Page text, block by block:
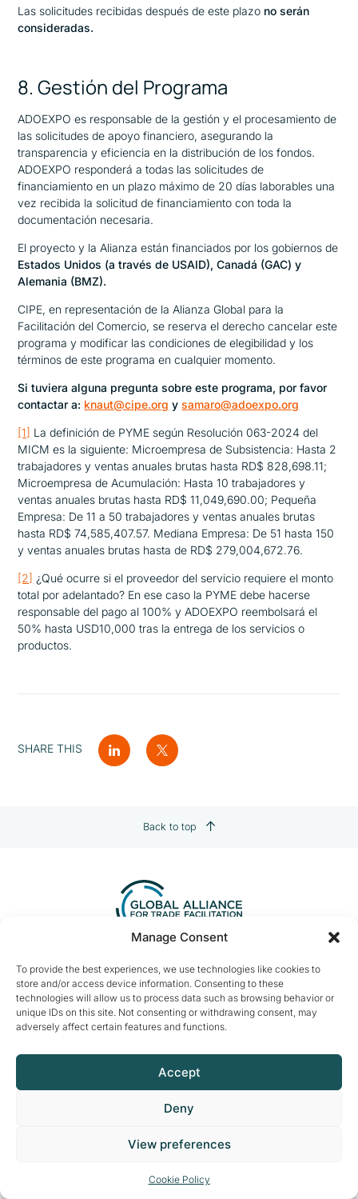
Manage Consent
To provide the best experiences, we use technologies like cookies to
store and/or access device information. Consenting to these
technologies will allow us to process data such as browsing behavior or
unique IDs on this site. Not consenting or withdrawing consent, may
adversely affect certain features and functions.
Accept
Deny
View preferences
Cookie Policy
Las solicitudes recibidas después de este plazo no serán
consideradas.
8. Gestión del Programa
ADOEXPO es responsable de la gestión y el procesamiento de
las solicitudes de apoyo financiero, asegurando la
transparencia y eficiencia en la distribución de los fondos.
ADOEXPO responderá a todas las solicitudes de
financiamiento en un plazo máximo de 20 días laborables una
vez recibida la solicitud de financiamiento con toda la
documentación necesaria.
El proyecto y la Alianza están financiados por los gobiernos de
Estados Unidos (a través de USAID), Canadá (GAC) y
Alemania (BMZ).
CIPE, en representación de la Alianza Global para la
Facilitación del Comercio, se reserva el derecho cancelar este
programa y modificar las condiciones de elegibilidad y los
términos de este programa en cualquier momento.
Si tuviera alguna pregunta sobre este programa, por favor
contactar a: knaut@cipe.org ysamaro@adoexpo.org
[1] La definición de PYME según Resolución 063-2024 del
MICM es la siguiente: Microempresa de Subsistencia: Hasta 2
trabajadores y ventas anuales brutas hasta RD$ 828,698.11;
Microempresa de Acumulación: Hasta 10 trabajadores y
ventas anuales brutas hasta RD$ 11,049,690.00; Pequeña
Empresa: De 11 a 50 trabajadores y ventas anuales brutas
hasta RD$ 74,585,407.57. Mediana Empresa: De 51 hasta 150
y ventas anuales brutas hasta de RD$ 279,004,672.76.
[2] ¿Qué ocurre si el proveedor del servicio requiere el monto
total por adelantado? En ese caso la PYME debe hacerse
responsable del pago al 100% y ADOEXPO reembolsará el
50% hasta USD10,000 tras la entrega de los servicios o
productos.
SHARE THIS
Back to top
Global Alliance for Trade Facilitation
c/o International Chamber of Commerce
33-43 Avenue du Président Wilson
75116 Paris, France
DeLaCrème - Digital Creative Agency